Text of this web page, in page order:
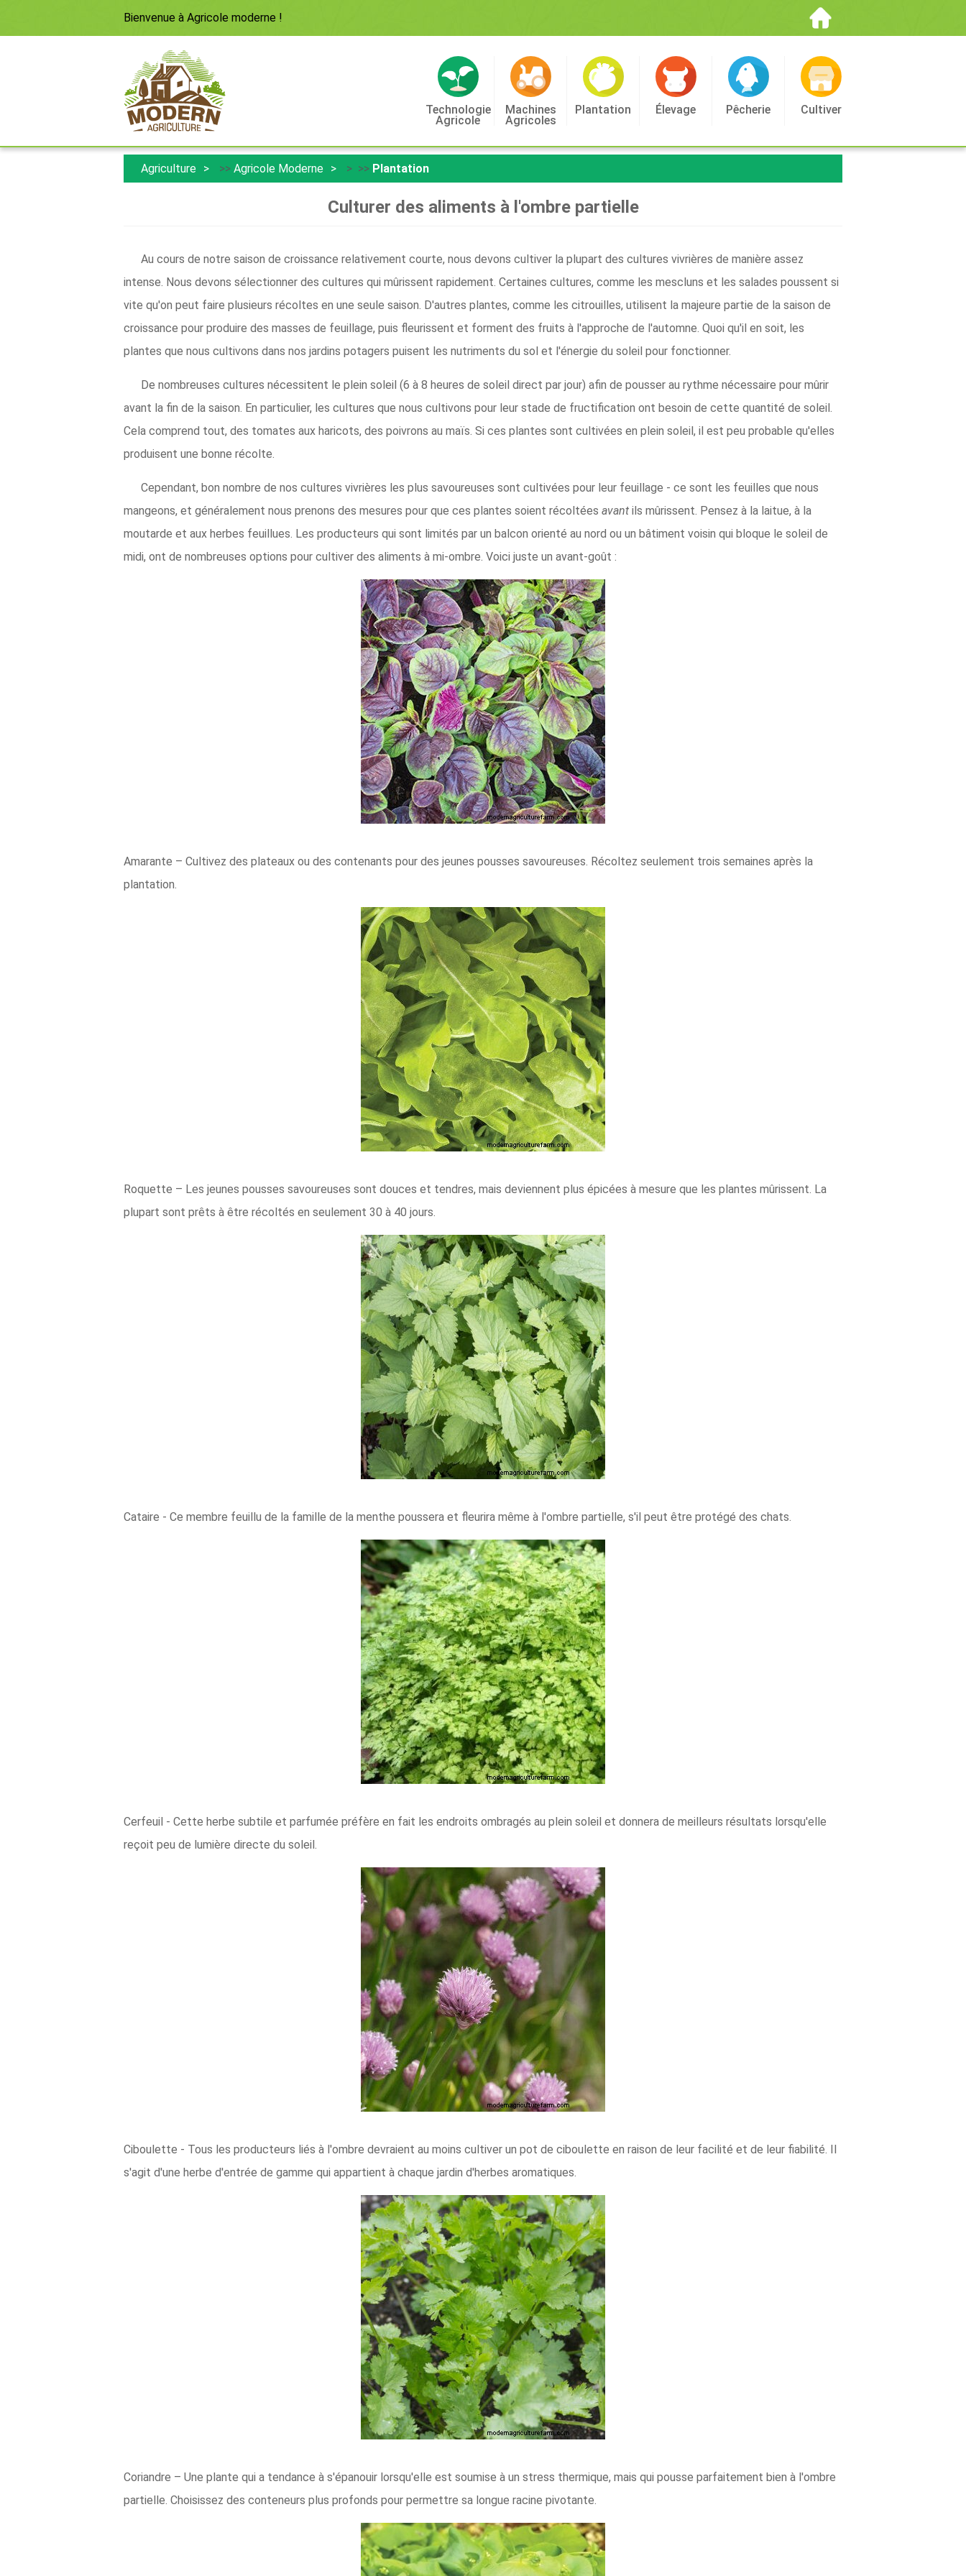
Bienvenue à Agricole moderne !
Technologie
Agricole
Machines
Agricoles
Plantation Élevage Pêcherie Cultiver
Agriculture >> Agricole Moderne > >> Plantation
Culturer des aliments à l'ombre partielle
Au cours de notre saison de croissance relativement courte, nous devons cultiver la plupart des cultures vivrières de manière assez
intense. Nous devons sélectionner des cultures qui mûrissent rapidement. Certaines cultures, comme les mescluns et les salades poussent si
vite qu'on peut faire plusieurs récoltes en une seule saison. D'autres plantes, comme les citrouilles, utilisent la majeure partie de la saison de
croissance pour produire des masses de feuillage, puis fleurissent et forment des fruits à l'approche de l'automne. Quoi qu'il en soit, les
plantes que nous cultivons dans nos jardins potagers puisent les nutriments du sol et l'énergie du soleil pour fonctionner.
De nombreuses cultures nécessitent le plein soleil (6 à 8 heures de soleil direct par jour) afin de pousser au rythme nécessaire pour mûrir
avant la fin de la saison. En particulier, les cultures que nous cultivons pour leur stade de fructification ont besoin de cette quantité de soleil.
Cela comprend tout, des tomates aux haricots, des poivrons au maïs. Si ces plantes sont cultivées en plein soleil, il est peu probable qu'elles
produisent une bonne récolte.
Cependant, bon nombre de nos cultures vivrières les plus savoureuses sont cultivées pour leur feuillage - ce sont les feuilles que nous
mangeons, et généralement nous prenons des mesures pour que ces plantes soient récoltées avant ils mûrissent. Pensez à la laitue, à la
moutarde et aux herbes feuillues. Les producteurs qui sont limités par un balcon orienté au nord ou un bâtiment voisin qui bloque le soleil de
midi, ont de nombreuses options pour cultiver des aliments à mi-ombre. Voici juste un avant-goût :
Amarante – Cultivez des plateaux ou des contenants pour des jeunes pousses savoureuses. Récoltez seulement trois semaines après la
plantation.
Roquette – Les jeunes pousses savoureuses sont douces et tendres, mais deviennent plus épicées à mesure que les plantes mûrissent. La
plupart sont prêts à être récoltés en seulement 30 à 40 jours.
Cataire - Ce membre feuillu de la famille de la menthe poussera et fleurira même à l'ombre partielle, s'il peut être protégé des chats.
Cerfeuil - Cette herbe subtile et parfumée préfère en fait les endroits ombragés au plein soleil et donnera de meilleurs résultats lorsqu'elle
reçoit peu de lumière directe du soleil.
Ciboulette - Tous les producteurs liés à l'ombre devraient au moins cultiver un pot de ciboulette en raison de leur facilité et de leur fiabilité. Il
s'agit d'une herbe d'entrée de gamme qui appartient à chaque jardin d'herbes aromatiques.
Coriandre – Une plante qui a tendance à s'épanouir lorsqu'elle est soumise à un stress thermique, mais qui pousse parfaitement bien à l'ombre
partielle. Choisissez des conteneurs plus profonds pour permettre sa longue racine pivotante.